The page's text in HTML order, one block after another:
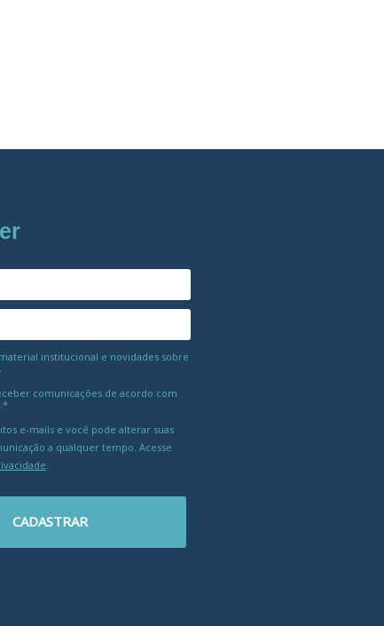
institucional e novidades sobre
comunicações de acordo com
e-mails e você pode alterar suas
a qualquer tempo. Acesse
CADASTRAR